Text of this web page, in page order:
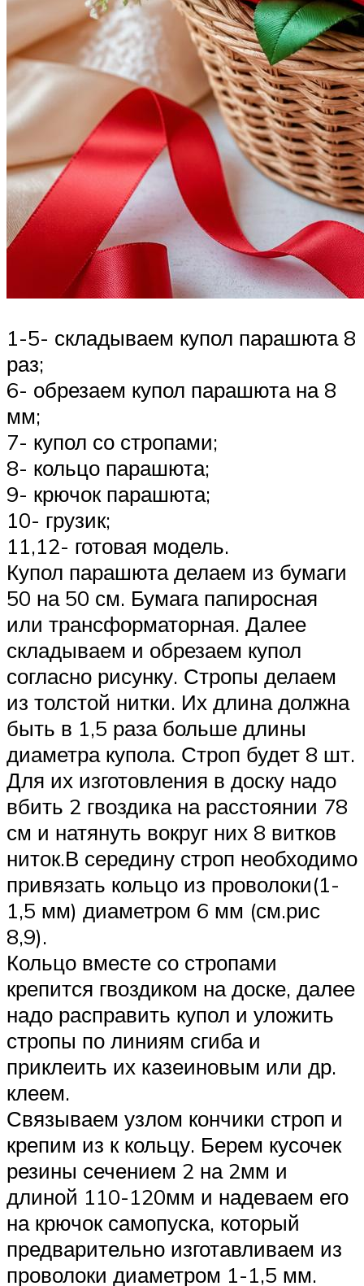
1-5- складываем купол парашюта 8
раз;
6- обрезаем купол парашюта на 8
мм;
7- купол со стропами;
8- кольцо парашюта;
9- крючок парашюта;
10- грузик;
11,12- готовая модель.
Купол парашюта делаем из бумаги
50 на 50 см. Бумага папиросная
или трансформаторная. Далее
складываем и обрезаем купол
согласно рисунку. Стропы делаем
из толстой нитки. Их длина должна
быть в 1,5 раза больше длины
диаметра купола. Строп будет 8 шт.
Для их изготовления в доску надо
вбить 2 гвоздика на расстоянии 78
см и натянуть вокруг них 8 витков
ниток.В середину строп необходимо
привязать кольцо из проволоки(1-
1,5 мм) диаметром 6 мм (см.рис
8,9).
Кольцо вместе со стропами
крепится гвоздиком на доске, далее
надо расправить купол и уложить
стропы по линиям сгиба и
приклеить их казеиновым или др.
клеем.
Связываем узлом кончики строп и
крепим из к кольцу. Берем кусочек
резины сечением 2 на 2мм и
длиной 110-120мм и надеваем его
на крючок самопуска, который
предварительно изготавливаем из
проволоки диаметром 1-1,5 мм.